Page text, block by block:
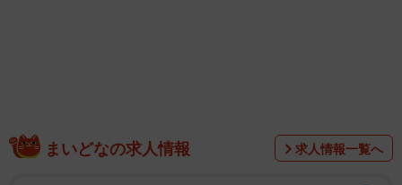
まいどなの求人情報 求人情報一覧へ